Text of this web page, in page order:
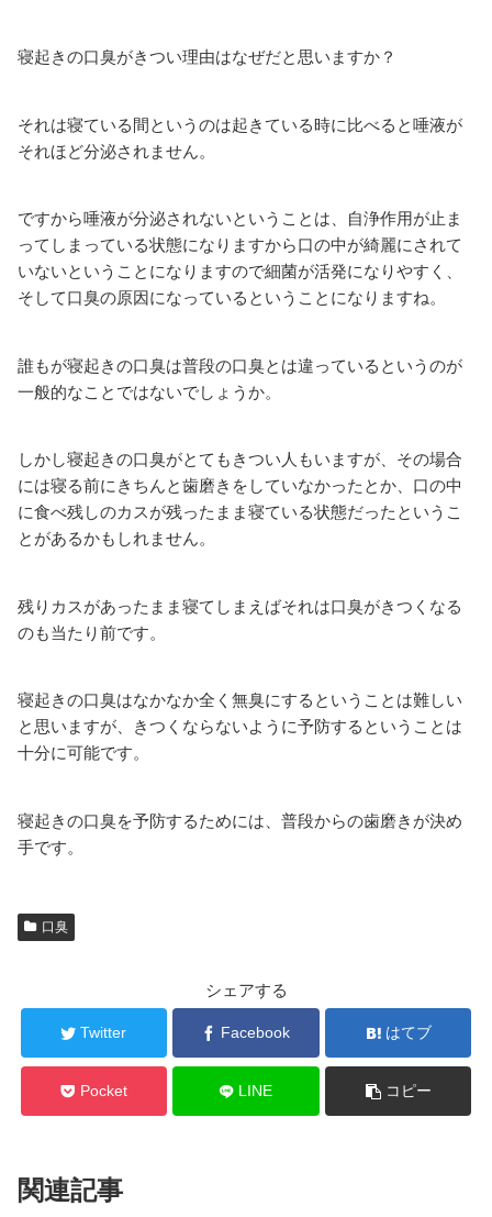
寝起きの口臭がきつい理由はなぜだと思いますか？
それは寝ている間というのは起きている時に比べると唾液が
それほど分泌されません。
ですから唾液が分泌されないということは、自浄作用が止ま
ってしまっている状態になりますから口の中が綺麗にされて
いないということになりますので細菌が活発になりやすく、
そして口臭の原因になっているということになりますね。
誰もが寝起きの口臭は普段の口臭とは違っているというのが
一般的なことではないでしょうか。
しかし寝起きの口臭がとてもきつい人もいますが、その場合
には寝る前にきちんと歯磨きをしていなかったとか、口の中
に食べ残しのカスが残ったまま寝ている状態だったというこ
とがあるかもしれません。
残りカスがあったまま寝てしまえばそれは口臭がきつくなる
のも当たり前です。
寝起きの口臭はなかなか全く無臭にするということは難しい
と思いますが、きつくならないように予防するということは
十分に可能です。
寝起きの口臭を予防するためには、普段からの歯磨きが決め
手です。
口臭
シェアする
Twitter Facebook はてブ
Pocket LINE コピー
関連記事